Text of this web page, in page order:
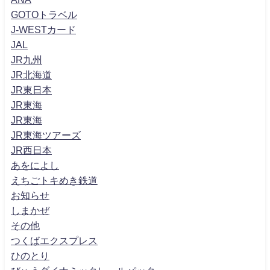
GOTOトラベル
J-WESTカード
JAL
JR九州
JR北海道
JR東日本
JR東海
JR東海
JR東海ツアーズ
JR西日本
あをによし
えちごトキめき鉄道
お知らせ
しまかぜ
その他
つくばエクスプレス
ひのとり